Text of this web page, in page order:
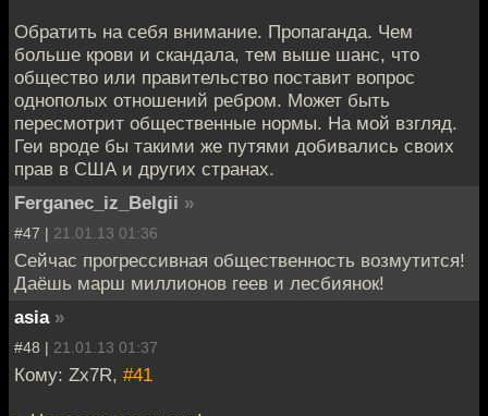
Обратить на себя внимание. Пропаганда. Чем
больше крови и скандала, тем выше шанс, что
общество или правительство поставит вопрос
однополых отношений ребром. Может быть
пересмотрит общественные нормы. На мой взгляд.
Геи вроде бы такими же путями добивались своих
прав в США и других странах.
Ferganec_iz_Belgii »
#47 | 21.01.13 01:36
Сейчас прогрессивная общественность возмутится!
Даёшь марш миллионов геев и лесбиянок!
asia »
#48 | 21.01.13 01:37
Кому: Zx7R, #41